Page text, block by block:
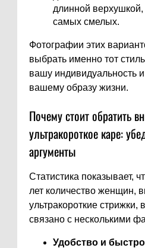
длинной
самых смелых.
Фотографии этих
выбрать именно тот
вашу индивидуальность и
вашему образу жизни.
Почему стоит обратить
ультракороткое каре:
аргументы
Статистика показывает,
лет количество женщин,
ультракороткие
связано с несколькими
Удобство и